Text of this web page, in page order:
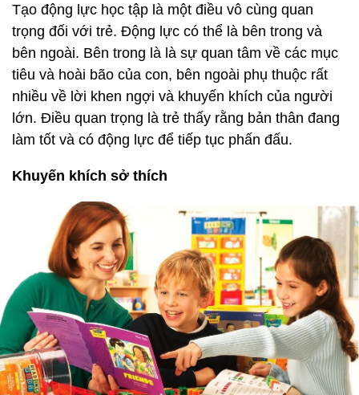
Tạo động lực học tập là một điều vô cùng quan
trọng đối với trẻ. Động lực có thể là bên trong và
bên ngoài. Bên trong là là sự quan tâm về các mục
tiêu và hoài bão của con, bên ngoài phụ thuộc rất
nhiều về lời khen ngợi và khuyến khích của người
lớn. Điều quan trọng là trẻ thấy rằng bản thân đang
làm tốt và có động lực để tiếp tục phấn đấu.
Khuyến khích sở thích